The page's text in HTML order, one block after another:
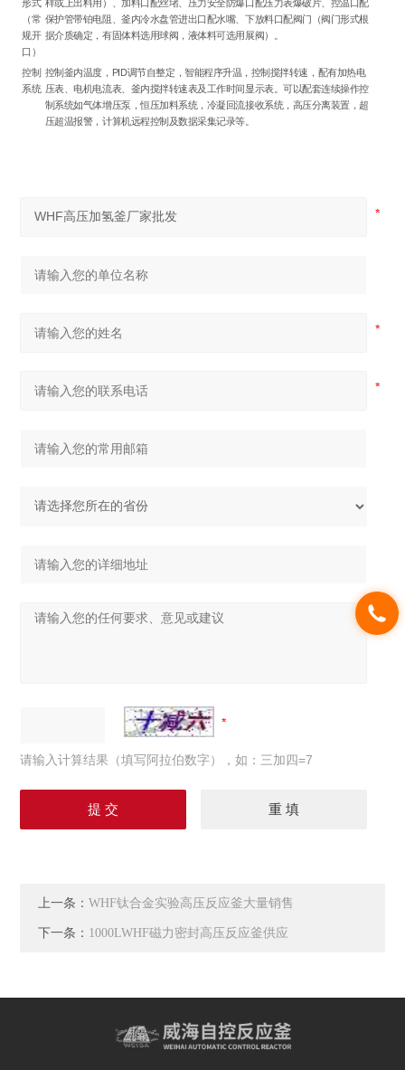
形式
（常
规开
口）
样或上出料用）、加料口配丝堵、压力安全防爆口配压力表爆破片、控温口配
保护管带铂电阻、釜内冷水盘管进出口配水嘴、下放料口配阀门（阀门形式根
据介质确定，有固体料选用球阀，液体料可选用展阀）。
控制
系统
控制釜内温度，PID调节自整定，智能程序升温，控制搅拌转速，配有加热电
压表、电机电流表、釜内搅拌转速表及工作时间显示表。可以配套连续操作控
制系统如气体增压泵，恒压加料系统，冷凝回流接收系统，高压分离装置，超
压超温报警，计算机远程控制及数据采集记录等。
请输入计算结果（填写阿拉伯数字），如：三加四=7
上一条：WHF钛合金实验高压反应釜大量销售
下一条： 1000LWHF磁力密封高压反应釜供应